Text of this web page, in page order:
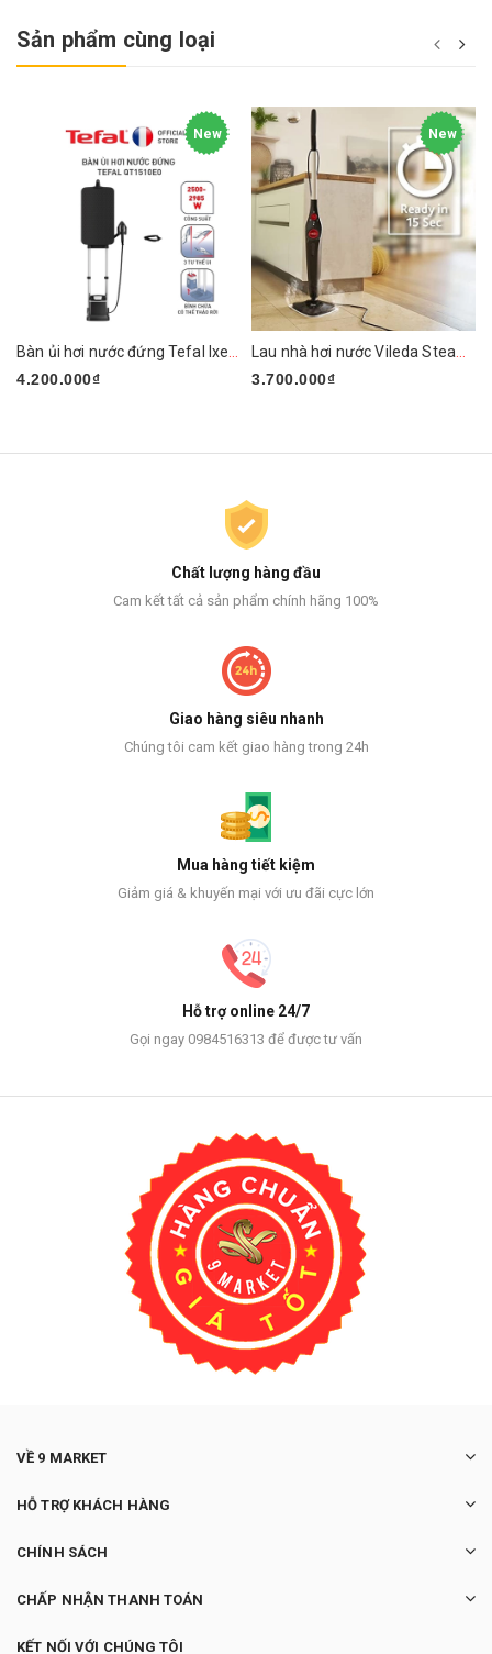
Sản phẩm cùng loại
New
4.200.000₫
New
3.700.000₫
Chất lượng hàng đầu
Cam kết tất cả sản phẩm chính hãng 100%
Giao hàng siêu nhanh
Chúng tôi cam kết giao hàng trong 24h
Mua hàng tiết kiệm
Giảm giá & khuyến mại với ưu đãi cực lớn
Hỗ trợ online 24/7
Gọi ngay 0984516313 để được tư vấn
VỀ 9 MARKET
HỖ TRỢ KHÁCH HÀNG
CHÍNH SÁCH
CHẤP NHẬN THANH TOÁN
KẾT NỐI VỚI CHÚNG TÔI